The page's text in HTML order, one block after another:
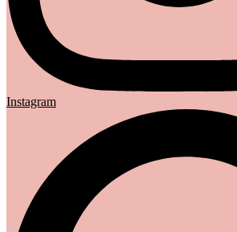
Instagram